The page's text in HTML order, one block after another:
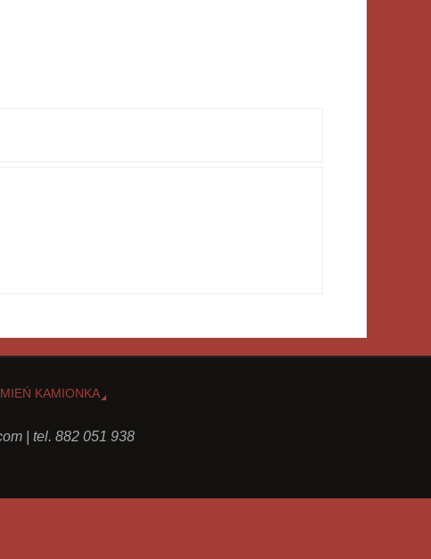
KAMIONKA
| tel. 882 051 938